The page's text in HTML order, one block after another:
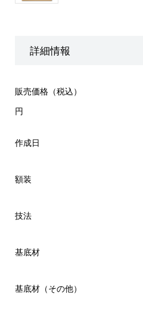
詳細情報
販売価格（税込）
円
作成日
額装
技法
基底材
基底材（その他）